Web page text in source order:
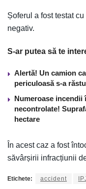
Șoferul a fost testat
negativ.
S-ar putea să te
Alertă! Un camion
periculoasă s-a
Numeroase
necontrolate!
hectare
În acest caz a fost
săvârșirii infracțiunii
Etichete: accident